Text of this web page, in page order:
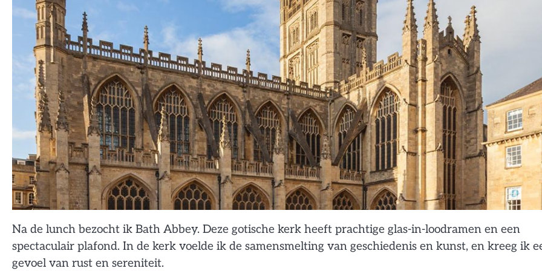
Na de lunch bezocht ik Bath Abbey. Deze gotische kerk heeft prachtige glas-in-loodramen en een
spectaculair plafond. In de kerk voelde ik de samensmelting van geschiedenis en kunst, en kreeg ik
gevoel van rust en sereniteit.